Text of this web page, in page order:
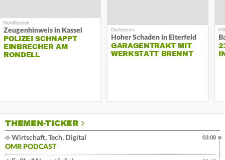
Zeugenhinweis in Kassel
POLIZEI SCHNAPPT
EINBRECHER AM
RONDELL
Hoher Schaden in Eiterfeld
GARAGENTRAKT MIT
WERKSTATT BRENNT
THEMEN-TICKER
Wirtschaft, Tech, Digital
OMR PODCAST
03:00